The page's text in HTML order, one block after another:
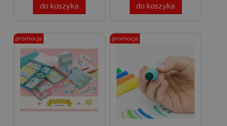
do koszyka do koszyka
promocja promocja